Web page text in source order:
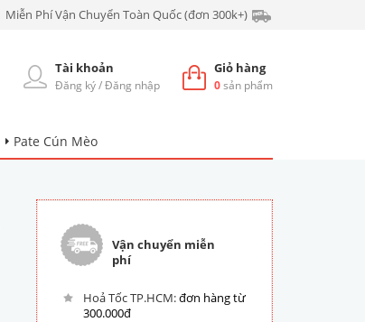
Miễn Phí Vận Chuyển Toàn Quốc (đơn 300k+)
Giỏ hàng
0sản phẩm
Tài khoản
Đăng ký/Đăng nhập
Pate Cún Mèo
Vận chuyển miễn
phí
Hoả Tốc TP.HCM:đơn hàng từ
300.000đ